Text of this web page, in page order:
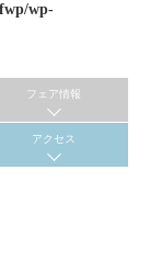
wp-
フェア情報
アクセス